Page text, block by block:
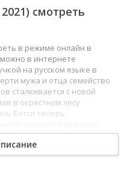
смотреть
в режиме онлайн в
в интернете
на русском языке в
мужа и отца семейство
сталкивается с новой
в окрестном лесу
Бэтси теперь
в весе, но теперь считает,
миссия.